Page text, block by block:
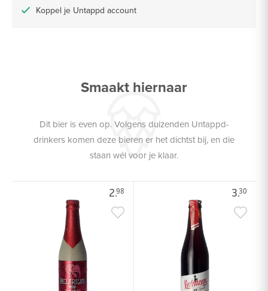
Koppel je Untappd account
Smaakt hiernaar
Dit bier is even op. Volgens duizenden Untappd-
drinkers komen deze bieren er het dichtst bij, en die
staan wél voor je klaar.
2.98 3.30